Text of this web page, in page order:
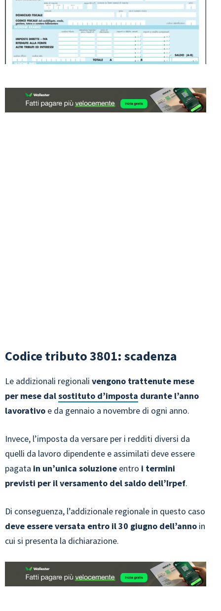
Codice tributo 3801: scadenza
Le addizionali regionali vengono trattenute mese
per mese dalsostituto d’imposta durante l’anno
lavorativo e da gennaio a novembre di ogni anno.
Invece, l’imposta da versare per i redditi diversi da
quelli da lavoro dipendente e assimilati deve essere
pagata in un’unica soluzione entro i termini
previsti per il versamento del saldo dell’Irpef.
Di conseguenza, l’addizionale regionale in questo caso
deve essere versata entro il 30 giugno dell’anno in
cui si presenta la dichiarazione.